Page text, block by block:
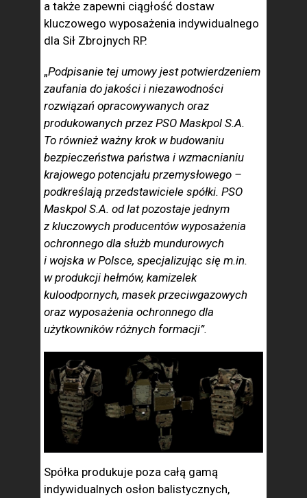
a także zapewni ciągłość dostaw
kluczowego wyposażenia indywidualnego
dla Sił Zbrojnych RP.
„Podpisanie tej umowy jest potwierdzeniem
zaufania do jakości i niezawodności
rozwiązań opracowywanych oraz
produkowanych przez PSO Maskpol S.A.
To również ważny krok w budowaniu
bezpieczeństwa państwa i wzmacnianiu
krajowego potencjału przemysłowego –
podkreślają przedstawiciele spółki. PSO
Maskpol S.A. od lat pozostaje jednym
z kluczowych producentów wyposażenia
ochronnego dla służb mundurowych
i wojska w Polsce, specjalizując się m.in.
w produkcji hełmów, kamizelek
kuloodpornych, masek przeciwgazowych
oraz wyposażenia ochronnego dla
użytkowników różnych formacji”.
Spółka produkuje poza całą gamą
indywidualnych osłon balistycznych,